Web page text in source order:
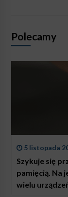
Polecamy
5 listopada
Szykuje się
pamięcią. Na
wielu